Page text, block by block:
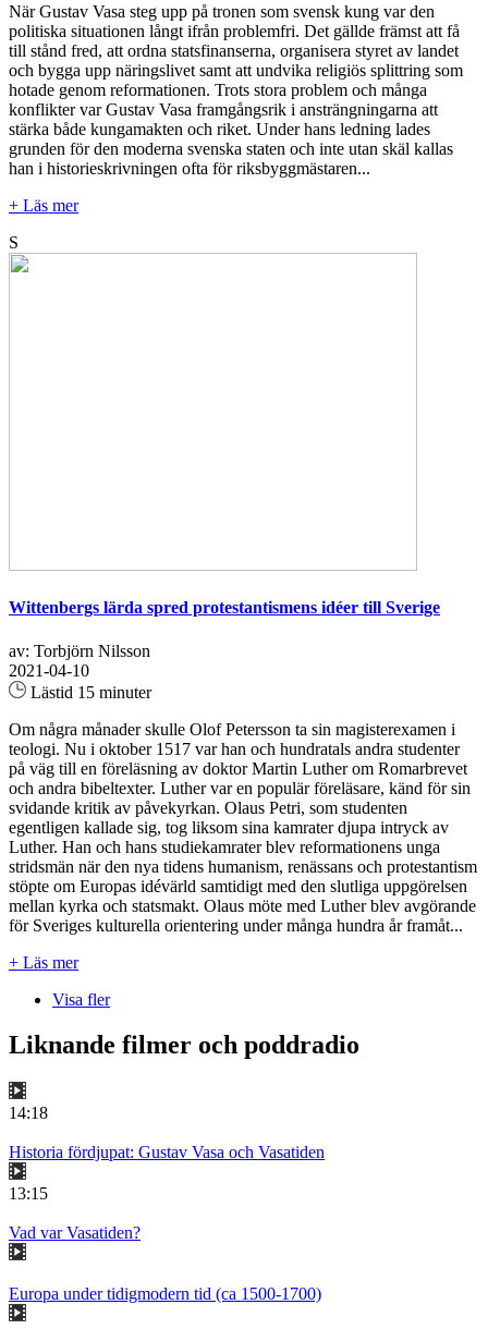
När Gustav Vasa steg upp på tronen som svensk kung var den
politiska situationen långt ifrån problemfri. Det gällde främst att få
till stånd fred, att ordna statsfinanserna, organisera styret av landet
och bygga upp näringslivet samt att undvika religiös splittring som
hotade genom reformationen. Trots stora problem och många
konflikter var Gustav Vasa framgångsrik i ansträngningarna att
stärka både kungamakten och riket. Under hans ledning lades
grunden för den moderna svenska staten och inte utan skäl kallas
han i historieskrivningen ofta för riksbyggmästaren...
+ Läs mer
S
Wittenbergs lärda spred protestantismens idéer till Sverige
av: Torbjörn Nilsson
2021-04-10
Lästid 15 minuter
Om några månader skulle Olof Petersson ta sin magisterexamen i
teologi. Nu i oktober 1517 var han och hundratals andra studenter
på väg till en föreläsning av doktor Martin Luther om Romarbrevet
och andra bibeltexter. Luther var en populär föreläsare, känd för sin
svidande kritik av påvekyrkan. Olaus Petri, som studenten
egentligen kallade sig, tog liksom sina kamrater djupa intryck av
Luther. Han och hans studiekamrater blev reformationens unga
stridsmän när den nya tidens humanism, renässans och protestantism
stöpte om Europas idévärld samtidigt med den slutliga uppgörelsen
mellan kyrka och statsmakt. Olaus möte med Luther blev avgörande
för Sveriges kulturella orientering under många hundra år framåt...
+ Läs mer
Visa fler
Liknande filmer och poddradio
14:18
Historia fördjupat: Gustav Vasa och Vasatiden
13:15
Vad var Vasatiden?
Europa under tidigmodern tid (ca 1500-1700)